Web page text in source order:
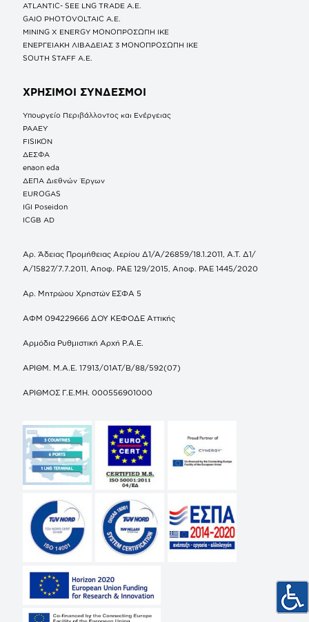
ATLANTIC- SEE LNG TRADE A.E.
GAIO PHOTOVOLTAIC Α.Ε.
MINING X ENERGY ΜΟΝΟΠΡΟΣΩΠΗ ΙΚΕ
ΕΝΕΡΓΕΙΑΚΗ ΛΙΒΑΔΕΙΑΣ 3 ΜΟΝΟΠΡΟΣΩΠΗ ΙΚΕ
SOUTH STAFF Α.Ε.
ΧΡΗΣΙΜΟΙ ΣΥΝΔΕΣΜΟΙ
Υπουργείο Περιβάλλοντος και Ενέργειας
ΡΑΑΕΥ
FISIKON
ΔΕΣΦΑ
enaon eda
ΔΕΠΑ Διεθνών Έργων
EUROGAS
IGI Poseidon
ICGB AD
Αρ. Άδειας Προμήθειας Αερίου Δ1/Α/26859/18.1.2011, Α.Τ. Δ1/
Α/15827/7.7.2011, Αποφ. ΡΑΕ 129/2015, Αποφ. ΡΑΕ 1445/2020
Αρ. Μητρώου Χρηστών ΕΣΦΑ 5
ΑΦΜ 094229666 ΔΟΥ ΚΕΦΟΔΕ Αττικής
Αρμόδια Ρυθμιστική Αρχή Ρ.Α.Ε.
ΑΡΙΘΜ. Μ.Α.Ε. 17913/01ΑΤ/Β/88/592(07)
ΑΡΙΘΜΟΣ Γ.Ε.ΜΗ. 000556901000